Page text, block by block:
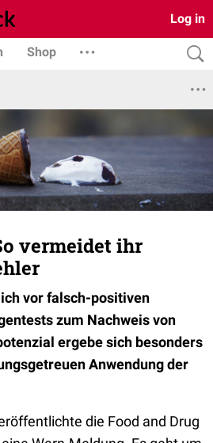
Log in
Shop
vermeidet ihr
vor falsch-positiven
zum Nachweis von
ergebe sich besonders
Anwendung der
die Food and Drug